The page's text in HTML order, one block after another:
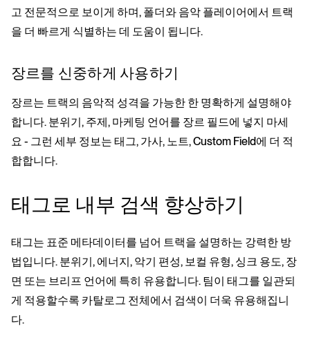
고 전문적으로 보이게 하며, 폴더와 음악 플레이어에서 트랙
을 더 빠르게 식별하는 데 도움이 됩니다.
장르를 신중하게 사용하기
장르는 트랙의 음악적 성격을 가능한 한 명확하게 설명해야
합니다. 분위기, 주제, 마케팅 언어를 장르 필드에 넣지 마세
요 - 그런 세부 정보는 태그, 가사, 노트, Custom Field에 더 적
합합니다.
태그로 내부 검색 향상하기
태그는 표준 메타데이터를 넘어 트랙을 설명하는 강력한 방
법입니다. 분위기, 에너지, 악기 편성, 보컬 유형, 싱크 용도, 장
면 또는 브리프 언어에 특히 유용합니다. 팀이 태그를 일관되
게 적용할수록 카탈로그 전체에서 검색이 더욱 유용해집니
다.